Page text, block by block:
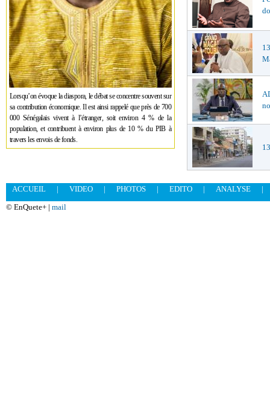
Lorsqu’on évoque la diaspora, le débat se concentre souvent sur
sa contribution économique. Il est ainsi rappelé que près de 700
000 Sénégalais vivent à l’étranger, soit environ 4 % de la
population, et contribuent à environ plus de 10 % du PIB à
travers les envois de fonds.
ACCUEIL | VIDEO | PHOTOS | EDITO | ANALYSE
|
© EnQuete+ | mail